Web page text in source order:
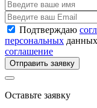
Подтверждаю
персональных
соглашение
Отправить заявку
Оставьте заявку